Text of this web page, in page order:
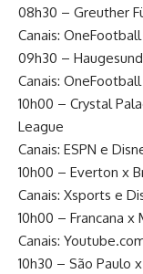
08h30 – Greuther
Canais: OneFootball
09h30 –
Canais: OneFootball
10h00 – Crystal
League
Canais: ESPN e
10h00 – Everton x
Canais: Xsports e
10h00 – Francana
Canais:
10h30 – São Paulo